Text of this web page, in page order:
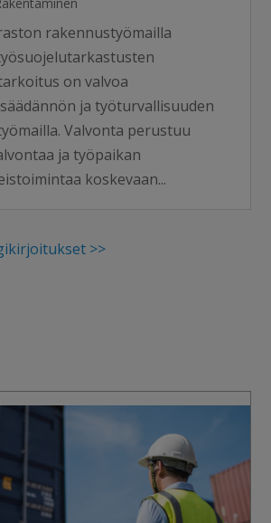
rakennustyömailla
on valvoa
ja työturvallisuuden
Valvonta perustuu
ja työpaikan
koskevaan...
>>